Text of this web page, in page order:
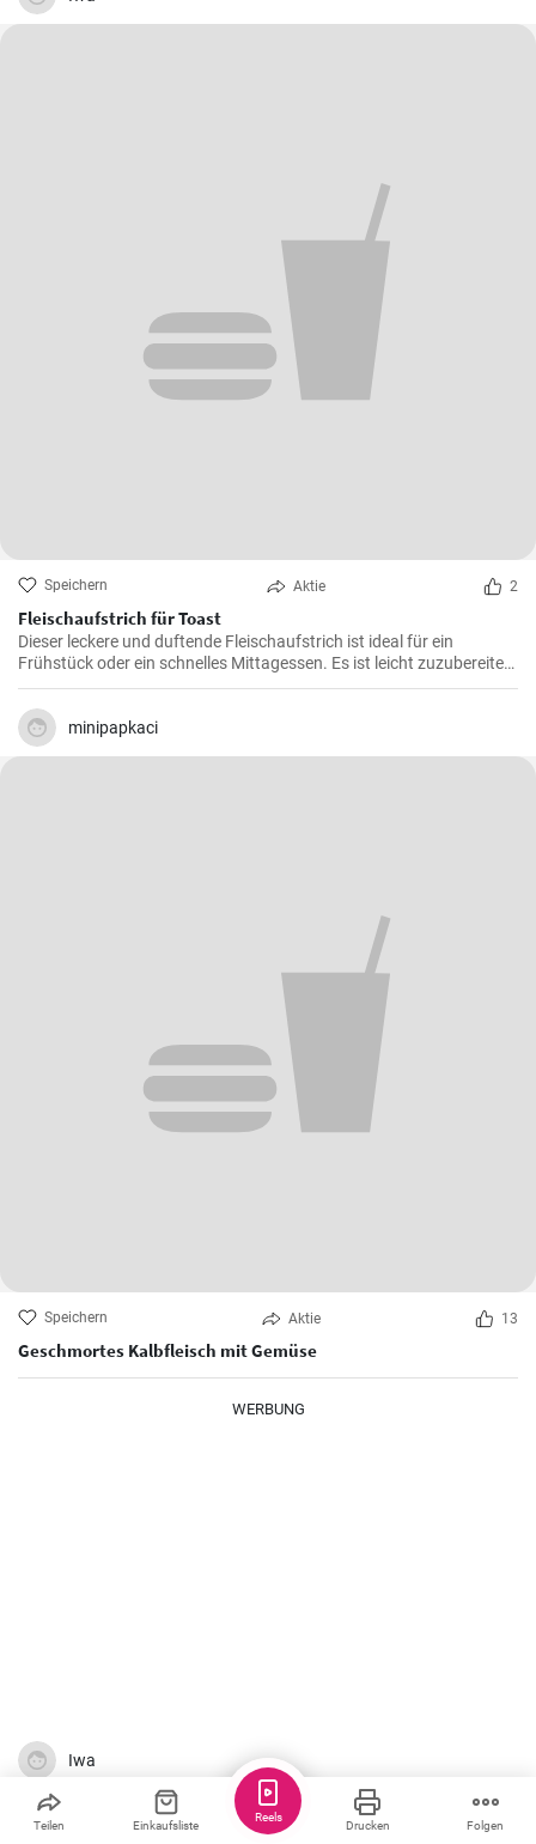
Speichern Aktie 2
Fleischaufstrich für Toast
Dieser leckere und duftende Fleischaufstrich ist ideal für ein
Frühstück oder ein schnelles Mittagessen. Es ist leicht zuzubereiten
und wird sicherlich alle Fleischliebhaber erfreuen.
minipapkaci
Speichern Aktie 13
Geschmortes Kalbfleisch mit Gemüse
WERBUNG
Iwa
Teilen Einkaufsliste Drucken Folgen
Reels